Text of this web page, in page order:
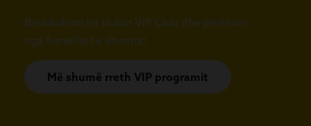
Bashkohuni në klubin VIP Club dhe përfitoni
nga benefitet e shumta!
Më shumë rreth VIP programit